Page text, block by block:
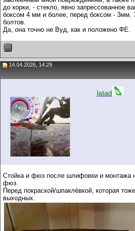
до корки, - стекло, явно запрессованное
боксом 4 мм и более, перед боксом - 3мм.
болтов.
Да, она точно не Вуд, как и положено ФЕ.
14.04.2026, 14:29
latad
Стойка и фюз после шлифовки и монтажа
фюз.
Перед покраской/шпаклёвкой, которая
выходных.